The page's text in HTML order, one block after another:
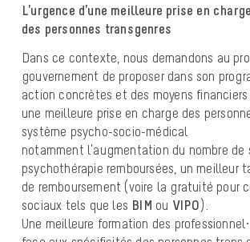
L’urgence d’une meilleure prise en
des personnes transgenres
Dans ce contexte, nous demandons au
gouvernement de proposer dans son
action concrètes et des moyens
une meilleure prise en charge des
système psycho-socio-médical
notamment l’augmentation du nombre de
psychothérapie remboursées, un meilleur
de remboursement (voire la gratuité pour
sociaux tels que les BIM ou VIPO).
Une meilleure formation des